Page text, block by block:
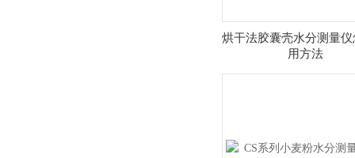
烘干法胶囊壳水分测量
用方法